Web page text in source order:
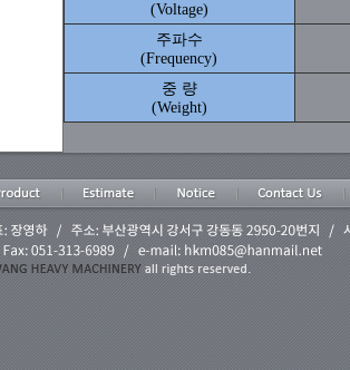
(Voltage)
주파수
(Frequency)
중 량
(Weight)